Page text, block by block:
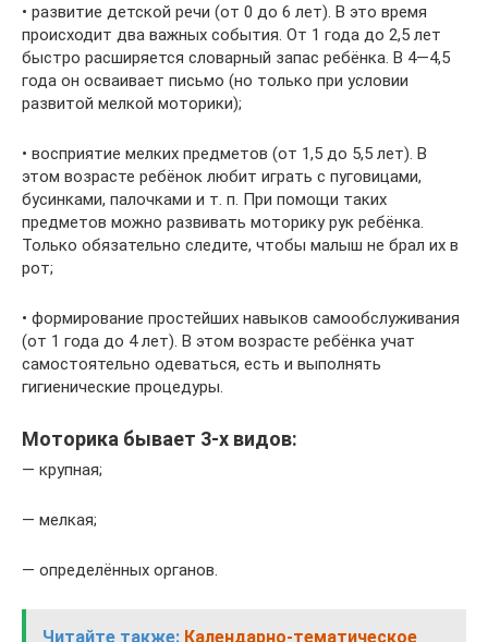
• развитие детской речи (от 0 до 6 лет). В это время
происходит два важных события. От 1 года до 2,5 лет
быстро расширяется словарный запас ребёнка. В 4—4,5
года он осваивает письмо (но только при условии
развитой мелкой моторики);
• восприятие мелких предметов (от 1,5 до 5,5 лет). В
этом возрасте ребёнок любит играть с пуговицами,
бусинками, палочками и т. п. При помощи таких
предметов можно развивать моторику рук ребёнка.
Только обязательно следите, чтобы малыш не брал их в
рот;
• формирование простейших навыков самообслуживания
(от 1 года до 4 лет). В этом возрасте ребёнка учат
самостоятельно одеваться, есть и выполнять
гигиенические процедуры.
Моторика бывает 3-х видов:
— крупная;
— мелкая;
— определённых органов.
Читайте также: Календарно-тематическое